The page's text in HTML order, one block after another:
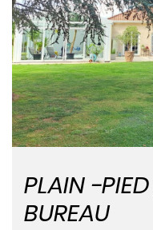
PLAIN -
BUREAU